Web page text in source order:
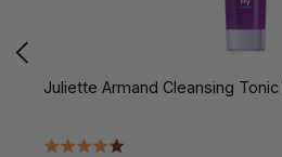
Juliette Armand Cleansing Tonic